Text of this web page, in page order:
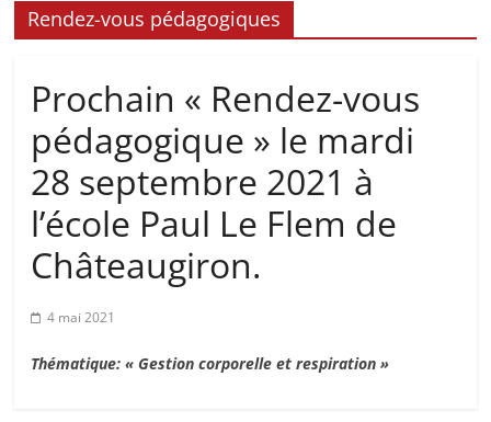
Pratique
et
l'Enseignement
Artistique
en
Ille-
Rendez-vous pédagogiques
Prochain « Rendez-vous
pédagogique » le mardi
28 septembre 2021 à
l’école Paul Le Flem de
Châteaugiron.
4 mai 2021
Thématique: « Gestion corporelle et respiration »